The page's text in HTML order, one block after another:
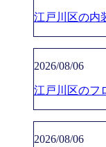
江戸川区の内
2026/08/06
江戸川区のフ
2026/08/06